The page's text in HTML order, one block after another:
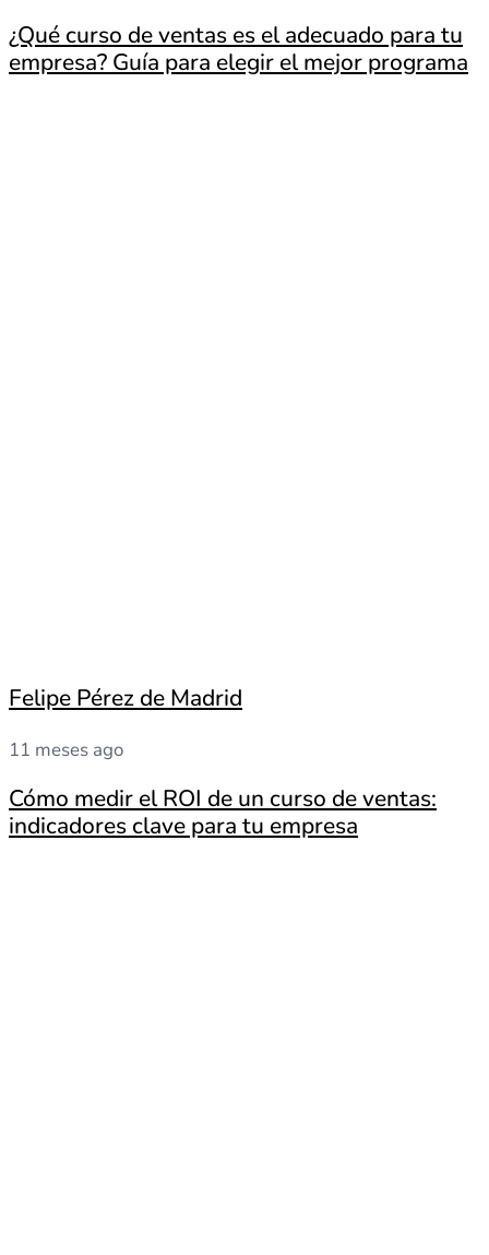
¿Qué curso de ventas es el adecuado para tu
empresa? Guía para elegir el mejor programa
Felipe Pérez de Madrid
11 meses ago
Cómo medir el ROI de un curso de ventas:
indicadores clave para tu empresa